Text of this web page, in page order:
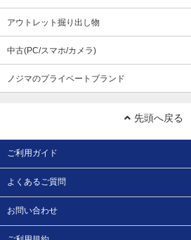
アウトレット掘り出し物
中古(PC/スマホ/カメラ)
ノジマのプライベートブランド
先頭へ戻る
ご利用ガイド
よくあるご質問
お問い合わせ